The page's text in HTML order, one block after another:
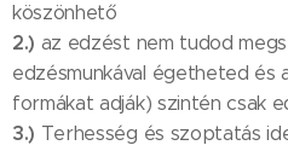
köszönhető
2.) az edzést nem tudod
edzésmunkával égetheted és
formákat adják) szintén csak
3.) Terhesség és szoptatás